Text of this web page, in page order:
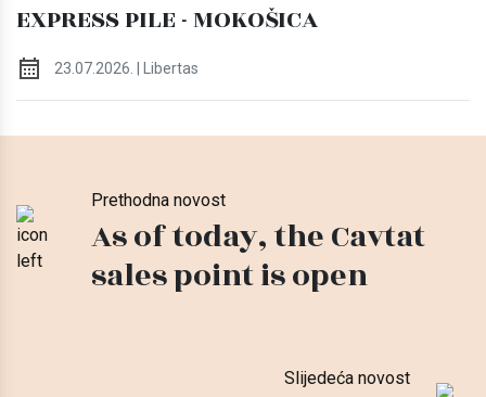
EXPRESS PILE - MOKOŠICA
23.07.2026. | Libertas
Prethodna novost
As of today, the Cavtat
sales point is open
Slijedeća novost